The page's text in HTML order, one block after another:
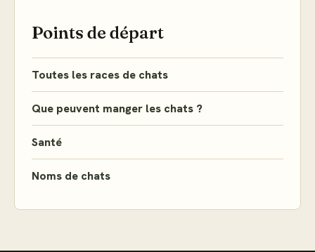
Points de départ
Toutes les races de chats
Que peuvent manger les chats ?
Santé
Noms de chats